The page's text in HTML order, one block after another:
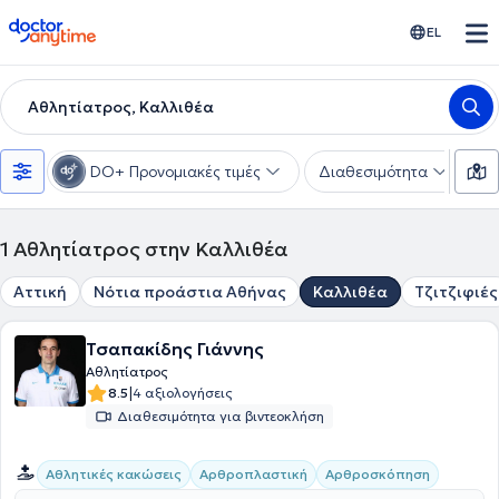
doctoranytime EL
Αθλητίατρος, Καλλιθέα
DO+ Προνομιακές τιμές Διαθεσιμότητα
1 Αθλητίατρος στην Καλλιθέα
Αττική Νότια προάστια Αθήνας Καλλιθέα Τζιτζιφιές
Τσαπακίδης Γιάννης
Αθλητίατρος
8.5|4 αξιολογήσεις
Διαθεσιμότητα για βιντεοκλήση
Αθλητικές κακώσεις Αρθροπλαστική Αρθροσκόπηση